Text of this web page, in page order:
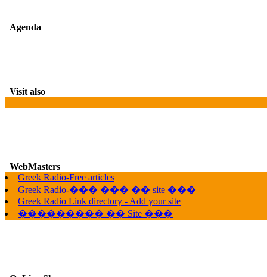
Agenda
Visit also
WebMasters
Greek Radio-Free articles
Greek Radio-��� ��� �� site ���
Greek Radio Link directory - Add your site
��������� �� Site ���